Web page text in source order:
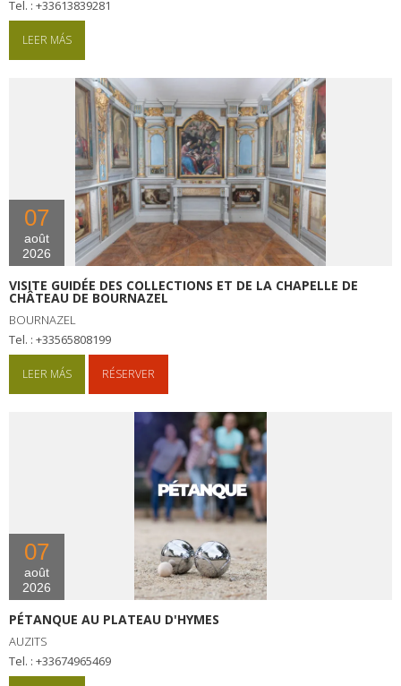
tel. : +33613839281
LEER MÁS
07
août
2026
VISITE GUIDÉE DES COLLECTIONS ET DE LA CHAPELLE DE
CHÂTEAU DE BOURNAZEL
BOURNAZEL
tel. : +33565808199
LEER MÁS RÉSERVER
07
août
2026
PÉTANQUE AU PLATEAU D'HYMES
AUZITS
tel. : +33674965469